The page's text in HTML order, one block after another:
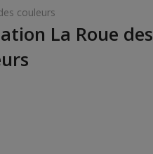
couleurs
La Roue des